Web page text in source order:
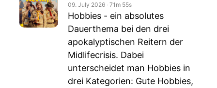
09. July 2026 ‧ 71m 55s
Hobbies - ein absolutes
Dauerthema bei den drei
apokalyptischen Reitern der
Midlifecrisis. Dabei
unterscheidet man Hobbies in
drei Kategorien: Gute Hobbies,